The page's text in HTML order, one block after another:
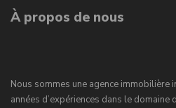
À propos de nous
Nous sommes une agence immobilière
années d’expériences dans le domaine